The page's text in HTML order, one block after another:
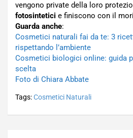
vengono private della loro
fotosintetici e finiscono con il
Guarda anche:
Cosmetici naturali fai da te: 3
rispettando l’ambiente
Cosmetici biologici online: guida
scelta
Foto di Chiara Abbate
Tags:Cosmetici Naturali